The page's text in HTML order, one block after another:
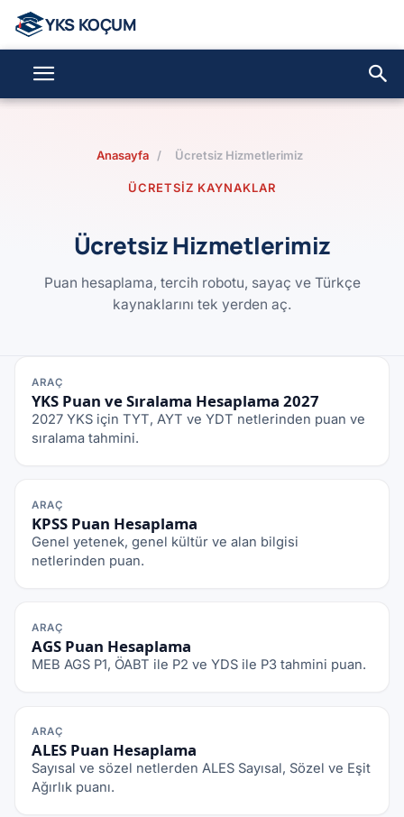
YKS KOÇUM - YKS
Anasayfa / Ücretsiz Hizmetlerimiz
ÜCRETSIZ KAYNAKLAR
Ücretsiz Hizmetlerimiz
Puan hesaplama, tercih robotu, sayaç ve Türkçe
kaynaklarını tek yerden aç.
ARAÇ
YKS Puan ve Sıralama Hesaplama 2027
2027 YKS için TYT, AYT ve YDT netlerinden puan ve
sıralama tahmini.
ARAÇ
KPSS Puan Hesaplama
Genel yetenek, genel kültür ve alan bilgisi
netlerinden puan.
ARAÇ
AGS Puan Hesaplama
MEB AGS P1, ÖABT ile P2 ve YDS ile P3 tahmini puan.
ARAÇ
ALES Puan Hesaplama
Sayısal ve sözel netlerden ALES Sayısal, Sözel ve Eşit
Ağırlık puanı.